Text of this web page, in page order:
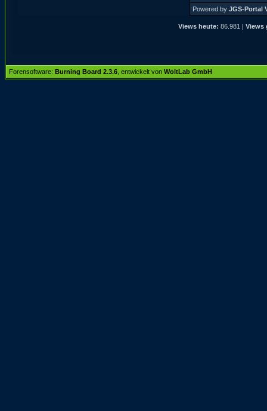
Powered by JGS-Portal
Views heute: 86.981 | Views
Forensoftware: Burning Board 2.3.6 , entwickelt von WoltLab GmbH